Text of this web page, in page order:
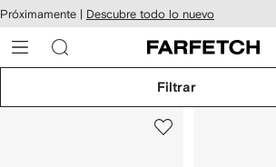
al
Próximamente | Descubre todo lo nuevo
Filtrar